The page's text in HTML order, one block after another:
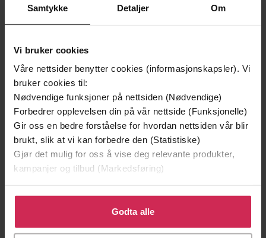
Samtykke Detaljer Om
Vi bruker cookies
Våre nettsider benytter cookies (informasjonskapsler). Vi
bruker cookies til:
Nødvendige funksjoner på nettsiden (Nødvendige)
Forbedrer opplevelsen din på vår nettside (Funksjonelle)
Gir oss en bedre forståelse for hvordan nettsiden vår blir
brukt, slik at vi kan forbedre den (Statistiske)
Gjør det mulig for oss å vise deg relevante produkter,
kampanjer og tilbud (Markedsføring)
Klikk på «Godta alle» for å gi oss ditt samtykke til å
bruke cookies for alle disse formålene. Du kan også
tilpasse ditt samtykke til spesifikke formål ved å klikke
Godta alle
199,-
Jo Nesbø
349,-
Jørn Lier Horst